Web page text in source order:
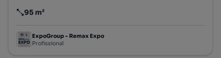
Preço por metro quadrado
95 m²
ExpoGroup - Remax Expo
Profissional